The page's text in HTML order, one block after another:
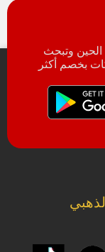
وتبحث
بخصم أكثر